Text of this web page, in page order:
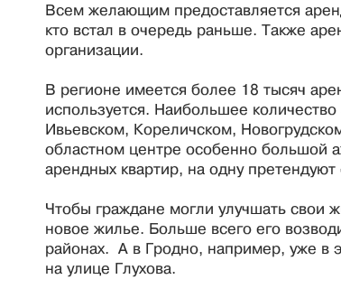
Всем желающим предоставляется
кто встал в очередь раньше. Также
организации.
В регионе имеется более 18 тысяч
используется. Наибольшее
Ивьевском, Кореличском,
областном центре особенно большой
арендных квартир, на одну
Чтобы граждане могли улучшать свои
новое жилье. Больше всего его
районах. А в Гродно, например, уже в
на улице Глухова.